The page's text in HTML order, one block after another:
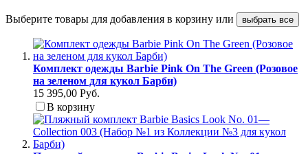
Выберите товары для добавления в корзину или выбрать все
Комплект одежды Barbie Pink On The Green (Розовое
на зеленом для кукол Барби)
15 395,00 Руб.
В корзину